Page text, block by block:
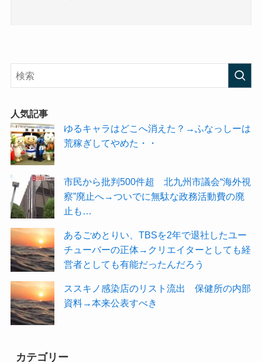
人気記事
ゆるキャラはどこへ消えた？→ふなっしーは
荒稼ぎしてやめた・・
市民から批判500件超 北九州市議会“海外視
察”廃止へ→ついでに無駄な政務活動費の廃
止も…
あるごめとりい、TBSを2年で退社したユー
チューバーの正体→クリエイターとしても経
営者としても有能だったんだろう
ススキノ感染店のリスト流出 保健所の内部
資料→本来公表すべき
カテゴリー